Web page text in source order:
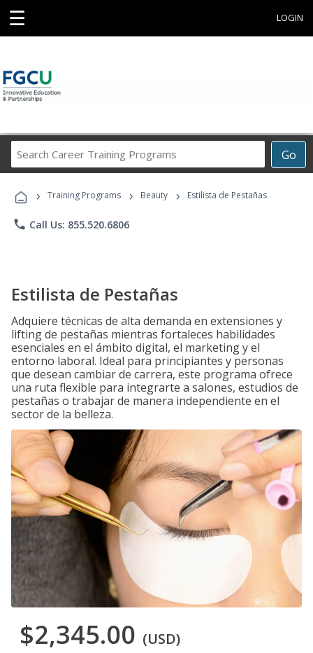
☰ LOGIN
Go
Career
Programs
› Training Programs › Beauty › Estilista de Pestañas
phone Call Us: 855.520.6806
Estilista de Pestañas
Adquiere técnicas de alta demanda en extensiones y
lifting de pestañas mientras fortaleces habilidades
esenciales en el ámbito digital, el marketing y el
entorno laboral. Ideal para principiantes y personas
que desean cambiar de carrera, este programa ofrece
una ruta flexible para integrarte a salones, estudios de
pestañas o trabajar de manera independiente en el
sector de la belleza.
$2,345.00 (USD)